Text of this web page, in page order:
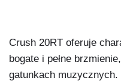
Crush 20RT oferuje
bogate i pełne
gatunkach